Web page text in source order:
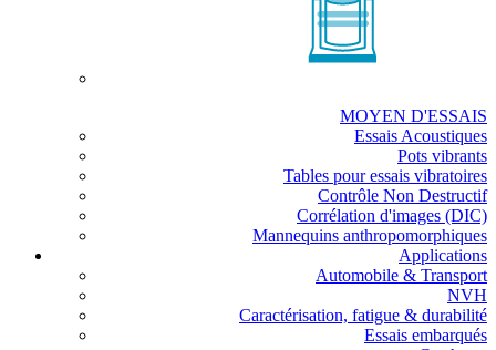
MOYEN D'ESSAIS
Essais Acoustiques
Pots vibrants
Tables pour essais vibratoires
Contrôle Non Destructif
Corrélation d'images (DIC)
Mannequins anthropomorphiques
Applications
Automobile & Transport
NVH
Caractérisation, fatigue & durabilité
Essais embarqués